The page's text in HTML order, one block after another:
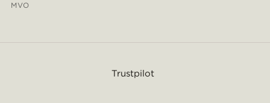
MVO
Trustpilot